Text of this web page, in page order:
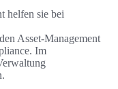
helfen sie bei
Asset-Management
Im